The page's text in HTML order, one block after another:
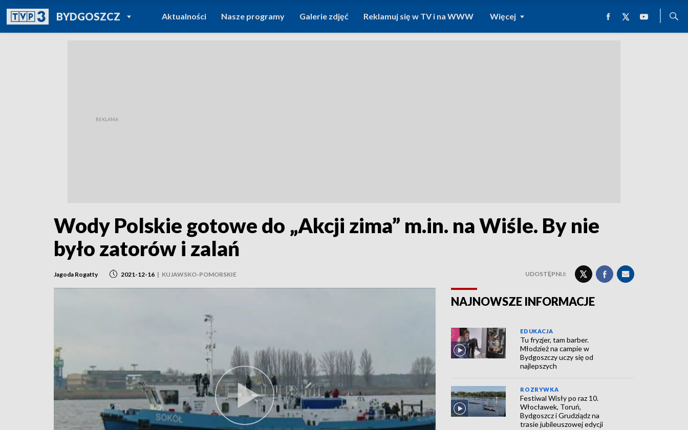
BYDGOSZCZPOWRÓT DO
TVP REGIONY
Aktualności Nasze programy Galerie zdjęć Reklamuj się w TV i na WWW Więcej
Wody Polskie gotowe do „Akcji zima” m.in. na Wiśle. By nie
było zatorów i zalań
Jagoda Rogatty 2021-12-16 | KUJAWSKO-POMORSKIE UDOSTĘPNIJ:
NAJNOWSZE INFORMACJE
EDUKACJA
Tu fryzjer, tam barber.
Młodzież na campie w
Bydgoszczy uczy się od
najlepszych
ROZRYWKA
Festiwal Wisły po raz 10.
Włocławek, Toruń,
Bydgoszcz i Grudziądz na
trasie jubileuszowej edycji